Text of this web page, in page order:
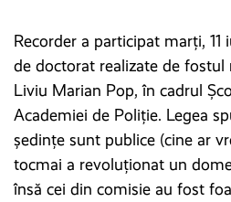
Recorder a participat marți, 11
de doctorat realizate de fostul
Liviu Marian Pop, în cadrul
Academiei de Poliție. Legea
ședințe sunt publice (cine ar
tocmai a revoluționat un
însă cei din comisie au fost